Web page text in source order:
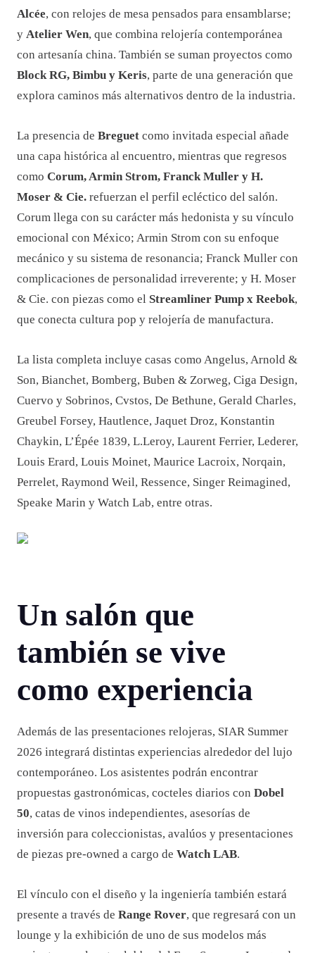
Alcée, con relojes de mesa pensados para ensamblarse;
y Atelier Wen, que combina relojería contemporánea
con artesanía china. También se suman proyectos como
Block RG, Bimbu y Keris, parte de una generación que
explora caminos más alternativos dentro de la industria.
La presencia de Breguet como invitada especial añade
una capa histórica al encuentro, mientras que regresos
como Corum, Armin Strom, Franck Muller y H.
Moser & Cie. refuerzan el perfil ecléctico del salón.
Corum llega con su carácter más hedonista y su vínculo
emocional con México; Armin Strom con su enfoque
mecánico y su sistema de resonancia; Franck Muller con
complicaciones de personalidad irreverente; y H. Moser
& Cie. con piezas como el Streamliner Pump x Reebok,
que conecta cultura pop y relojería de manufactura.
La lista completa incluye casas como Angelus, Arnold &
Son, Bianchet, Bomberg, Buben & Zorweg, Ciga Design,
Cuervo y Sobrinos, Cvstos, De Bethune, Gerald Charles,
Greubel Forsey, Hautlence, Jaquet Droz, Konstantin
Chaykin, L’Épée 1839, L.Leroy, Laurent Ferrier, Lederer,
Louis Erard, Louis Moinet, Maurice Lacroix, Norqain,
Perrelet, Raymond Weil, Ressence, Singer Reimagined,
Speake Marin y Watch Lab, entre otras.
Un salón que
también se vive
como experiencia
Además de las presentaciones relojeras, SIAR Summer
2026 integrará distintas experiencias alrededor del lujo
contemporáneo. Los asistentes podrán encontrar
propuestas gastronómicas, cocteles diarios con Dobel
50, catas de vinos independientes, asesorías de
inversión para coleccionistas, avalúos y presentaciones
de piezas pre-owned a cargo de Watch LAB.
El vínculo con el diseño y la ingeniería también estará
presente a través de Range Rover, que regresará con un
lounge y la exhibición de uno de sus modelos más